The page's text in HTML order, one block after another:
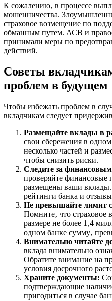
К сожалению‚ в процессе
мошенничества.
страховое возмещение по
обманным путем. АСВ и
принимали меры по
действий.
Советы
проблем в будущем
Чтобы избежать проблем в
вкладчикам следует
Размещайте вклады в
свои сбережения в
несколько частей и
чтобы снизить риски.
Следите за
проверяйте финансовые
размещены ваши
рейтинги банка и
Не превышайте лимит
Помните‚ что страховое
размере не более 1‚4
одном банке сумму‚
Внимательно читайте
вклада внимательно
Обратите внимание на
условия досрочного
Храните документы:
подтверждающие
пригодиться в случае